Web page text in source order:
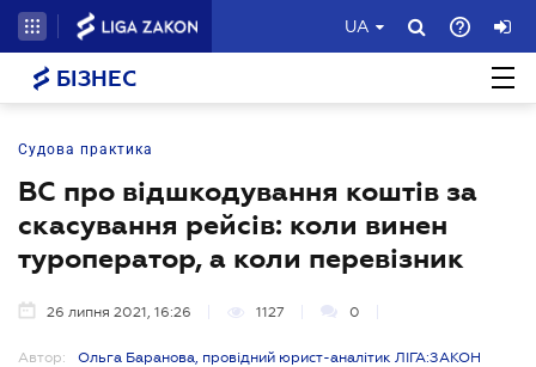
UA
БІЗНЕС
Судова практика
ВС про відшкодування коштів за
скасування рейсів: коли винен
туроператор, а коли перевізник
26 липня 2021, 16:26 1127 0
Автор:
Ольга Баранова, провідний юрист-аналітик ЛІГА:ЗАКОН